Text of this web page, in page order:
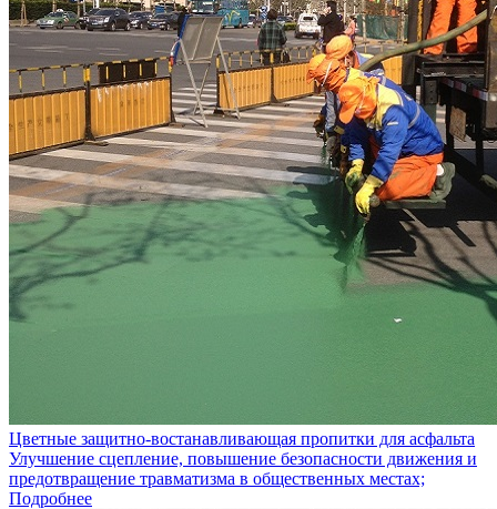
Цветные защитно-востанавливающая пропитки для асфальта
Улучшение сцепление, повышение безопасности движения и
предотвращение травматизма в общественных местах;
Подробнее